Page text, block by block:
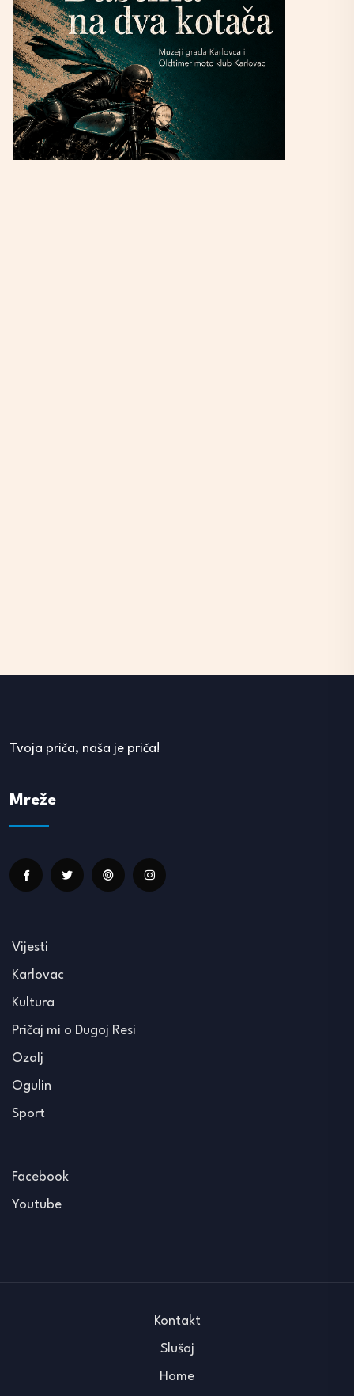
Tvoja priča, naša je priča!
Mreže
Vijesti
Karlovac
Kultura
Pričaj mi o Dugoj Resi
Ozalj
Ogulin
Sport
Facebook
Youtube
Kontakt
Slušaj
Home